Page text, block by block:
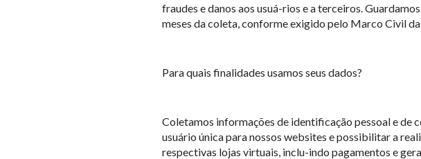
fraudes e danos aos usuá-rios e a terceiros.
meses da coleta, conforme exigido pelo Marco Civil
Para quais finalidades usamos seus dados?
Coletamos informações de identificação pessoal e de
usuário única para nossos websites e possibilitar a
respectivas lojas virtuais, inclu-indo pagamentos e